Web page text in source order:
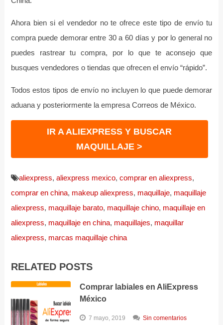
Ahora bien si el vendedor no te ofrece este tipo de envío tu
compra puede demorar entre 30 a 60 días y por lo general no
puedes rastrear tu compra, por lo que te aconsejo que
busques vendedores o tiendas que ofrecen el envío “rápido”.
Todos estos tipos de envío no incluyen lo que puede demorar
aduana y posteriormente la empresa Correos de México.
IR A ALIEXPRESS Y BUSCAR
MAQUILLAJE >
aliexpress, aliexpress mexico, comprar en aliexpress,
comprar en china, makeup aliexpress, maquillaje, maquillaje
aliexpress, maquillaje barato, maquillaje chino, maquillaje en
aliexpress, maquillaje en china, maquillajes, maquillar
aliexpress, marcas maquillaje china
RELATED POSTS
Comprar labiales en AliExpress
México
7 mayo, 2019 Sin comentarios